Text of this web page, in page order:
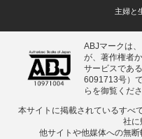
主婦と
ABJマークは
が、著作権者
サービスであ
6091713号）
らを御覧くださ
本サイトに掲載されているすべ
社に
他サイトや他媒体への無断